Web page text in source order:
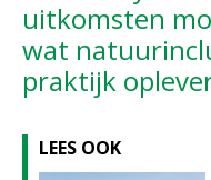
uitkomsten
wat
praktijk
LEES OOK